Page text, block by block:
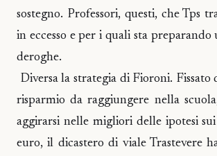
sostegno. Professori, questi, che Tps
in eccesso e per i quali sta
deroghe.
Diversa la strategia di Fioroni. Fissato
risparmio da raggiungere nella
aggirarsi nelle migliori delle ipotesi
euro, il dicastero di viale Trastevere